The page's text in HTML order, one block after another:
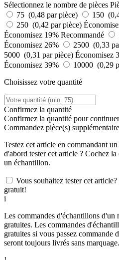
Sélectionnez le nombre de pièces
75 (0,48 par pièce)
150
250 (0,42 par pièce)
Économisez 19% Recommandé
Économisez 26%
2500 (0,33
5000 (0,31 par pièce) Économisez
Économisez 39%
10000 (0,29
Choisissez votre quantité
Confirmez la quantité
Confirmez la quantité pour continuer
Commandez pièce(s)
Testez cet article en commandant
d'abord tester cet article ? Cochez
un échantillon.
Vous souhaitez tester cet
gratuit!
i
Les commandes d'échantillons
gratuites. Les commandes
gratuites si vous passez commande
seront toujours livrés sans marquage.